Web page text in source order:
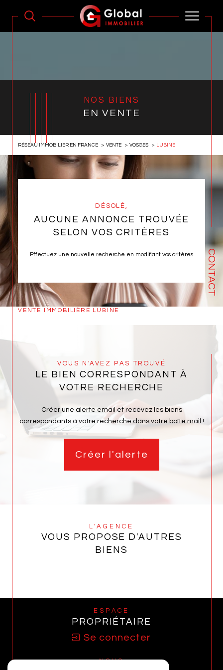
CONTACT
NOS BIENS
EN VENTE
RÉSEAU IMMOBILIER EN FRANCE VENTE VOSGES LUBINE
DÉSOLÉ,
AUCUNE ANNONCE TROUVÉE
SELON VOS CRITÈRES
Effectuez une nouvelle recherche en modifiant vos critères
VENTE IMMOBILIÈRE LUBINE
VOUS N'AVEZ PAS TROUVÉ
LE BIEN CORRESPONDANT À
VOTRE RECHERCHE
Créer une alerte email et recevez les biens
correspondants à votre recherche dans votre boîte mail !
Créer l'alerte
L'AGENCE
VOUS PROPOSE D'AUTRES
BIENS
ESPACE
PROPRIÉTAIRE
Se connecter
NOUS